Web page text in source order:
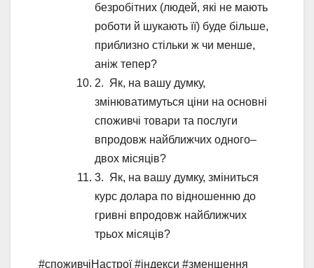
безробітних (людей, які не мають
роботи й шукають її) буде більше,
приблизно стільки ж чи менше,
аніж тепер?
2. Як, на вашу думку,
змінюватимуться ціни на основні
споживчі товари та послуги
впродовж найближчих одного–
двох місяців?
3. Як, на вашу думку, зміниться
курс долара по відношенню до
гривні впродовж найближчих
трьох місяців?
#споживчіНастрої #індекси #зменшення